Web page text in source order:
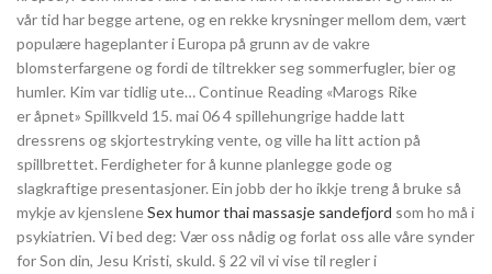
vår tid har begge artene, og en rekke krysninger mellom dem, vært
populære hageplanter i Europa på grunn av de vakre
blomsterfargene og fordi de tiltrekker seg sommerfugler, bier og
humler. Kim var tidlig ute… Continue Reading «Marogs Rike
er åpnet» Spillkveld 15. mai 06 4 spillehungrige hadde latt
dressrens og skjortestryking vente, og ville ha litt action på
spillbrettet. Ferdigheter for å kunne planlegge gode og
slagkraftige presentasjoner. Ein jobb der ho ikkje treng å bruke så
mykje av kjensleneSex humor thai massasje sandefjord som ho må i
psykiatrien. Vi bed deg: Vær oss nådig og forlat oss alle våre synder
for Son din, Jesu Kristi, skuld. § 22 vil vi vise til regler i